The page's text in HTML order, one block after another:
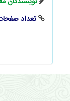
تعداد صفحات : 9